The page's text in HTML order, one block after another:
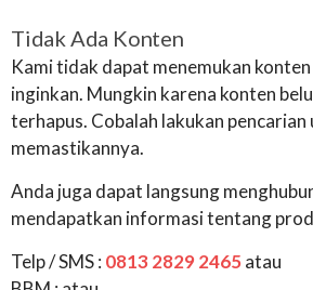
Tidak Ada Konten
Kami tidak dapat menemukan
inginkan. Mungkin karena konten
terhapus. Cobalah lakukan pencarian
memastikannya.
Anda juga dapat langsung
mendapatkan informasi tentang
Telp / SMS : 0813 2829 2465atau